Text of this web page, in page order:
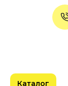
Каталог